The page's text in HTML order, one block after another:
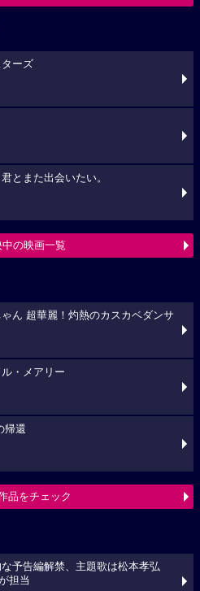
ーズ
とまた出会いたい。
の映画一覧
ん 超華麗！灼熱のカスカベダンサ
・メアリー
帰還
品をチェック
な予告編解禁、主題歌は松本孝弘
担当